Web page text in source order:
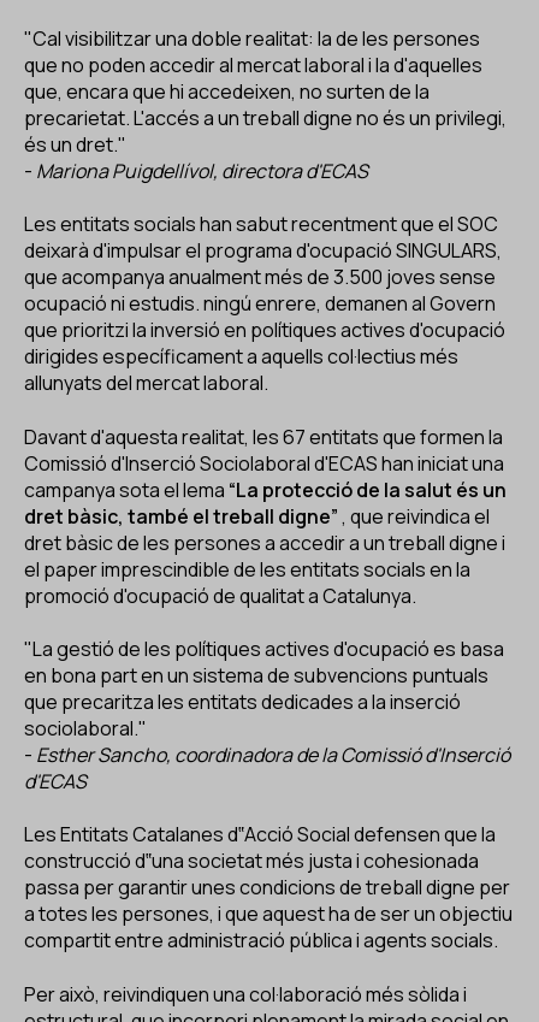
"Cal visibilitzar una doble realitat: la de les persones
que no poden accedir al mercat laboral i la d'aquelles
que, encara que hi accedeixen, no surten de la
precarietat. L'accés a un treball digne no és un privilegi,
és un dret."
- Mariona Puigdellívol, directora d'ECAS
Les entitats socials han sabut recentment que el SOC
deixarà d'impulsar el programa d'ocupació SINGULARS,
que acompanya anualment més de 3.500 joves sense
ocupació ni estudis. ningú enrere, demanen al Govern
que prioritzi la inversió en polítiques actives d'ocupació
dirigides específicament a aquells col·lectius més
allunyats del mercat laboral.
Davant d'aquesta realitat, les 67 entitats que formen la
Comissió d'Inserció Sociolaboral d'ECAS han iniciat una
campanya sota el lema “La protecció de la salut és un
dret bàsic, també el treball digne”, que reivindica el
dret bàsic de les persones a accedir a un treball digne i
el paper imprescindible de les entitats socials en la
promoció d'ocupació de qualitat a Catalunya.
"La gestió de les polítiques actives d'ocupació es basa
en bona part en un sistema de subvencions puntuals
que precaritza les entitats dedicades a la inserció
sociolaboral."
- Esther Sancho, coordinadora de la Comissió d'Inserció
d'ECAS
Les Entitats Catalanes d‟Acció Social defensen que la
construcció d‟una societat més justa i cohesionada
passa per garantir unes condicions de treball digne per
a totes les persones, i que aquest ha de ser un objectiu
compartit entre administració pública i agents socials.
Per això, reivindiquen una col·laboració més sòlida i